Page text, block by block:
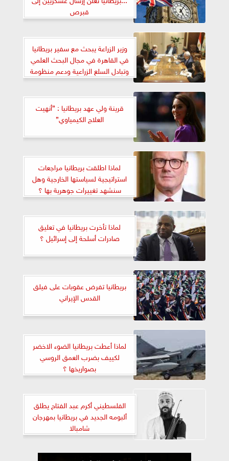
قبرص
وزير الزراعة يبحث مع سفير بريطانيا
في القاهرة في مجال البحث العلمي
وتبادل السلع الزراعية ودعم منظومة
الأمن الغذائي المستدام
قرينة ولي عهد بريطانيا : ”أنهيت
العلاج الكيمياوي”
لماذا اطلقت بريطانيا مراجعات
استراتيجية لسياستها الخارجية وهل
سنشهد تغييرات جوهرية بها ؟
لماذا تأخرت بريطانيا في تعليق
صادرات أسلحة إلى إسرائيل ؟
بريطانيا تفرض عقوبات على فيلق
القدس الإيراني
لماذا أعطت بريطانيا الضوء الاخضر
لكييف بضرب العمق الروسي
بصواريخها ؟
الفلسطيني أكرم عبد الفتاح يطلق
ألبومه الجديد في بريطانيا بمهرجان
شامبالا